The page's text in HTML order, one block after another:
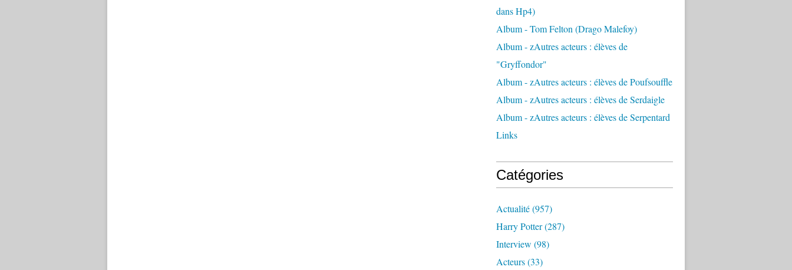
dans Hp4)
Album - Tom Felton (Drago Malefoy)
Album - zAutres acteurs : élèves de
"Gryffondor"
Album - zAutres acteurs : élèves de Poufsouffle
Album - zAutres acteurs : élèves de Serdaigle
Album - zAutres acteurs : élèves de Serpentard
Links
Catégories
Actualité(957)
Harry Potter(287)
Interview (98)
Acteurs(33)